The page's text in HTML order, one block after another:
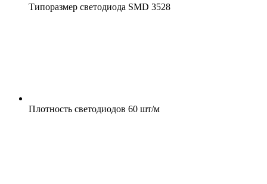
Типоразмер светодиода SMD 3528
Плотность светодиодов 60 шт/м